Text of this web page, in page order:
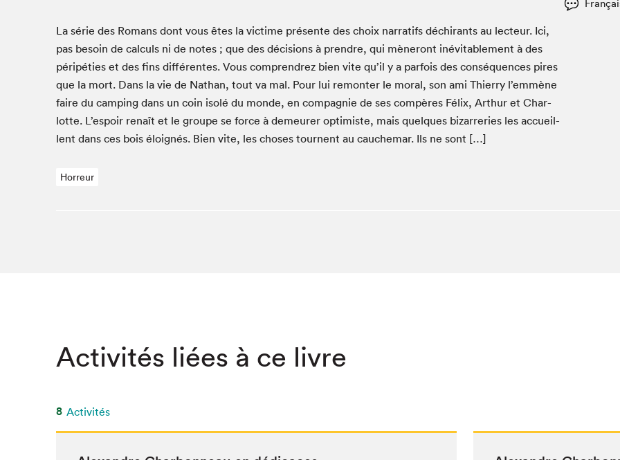
Espace Côte-des-Neiges
Espace des tout-petits
Espace jeunesse présenté par Desjardins
Espace Radio-Canada
Espace Zines
La cabane à culture
La lecture en cadeau
La Maison des libraires
Le grand jeu de lecture à voix haute du Salon du livre
de Montréal
Le Salon dans ta classe
Lettres québécoises au Salon
Liseur Public
Mur des illustrateur·rice·s
La série des Romans dont vous êtes la vic­time présente des choix nar­rat­ifs déchi­rants au lecteur. Ici,
pas besoin de cal­culs ni de notes ; que des déci­sions à pren­dre, qui mèneront inévitable­ment à des
péripéties et des fins dif­férentes. Vous com­pren­drez bien vite qu’il y a par­fois des con­séquences pires
que la mort. Dans la vie de Nathan, tout va mal. Pour lui remon­ter le moral, son ami Thier­ry l’emmène
faire du camp­ing dans un coin isolé du monde, en com­pag­nie de ses com­pères Félix, Arthur et Char­
lotte. L’espoir renaît et le groupe se force à demeur­er opti­miste, mais quelques bizarreries les accueil­
lent dans ces bois éloignés. Bien vite, les choses tour­nent au cauchemar. Ils ne sont […]
Horreur
Activités liées à ce livre
8 Activités